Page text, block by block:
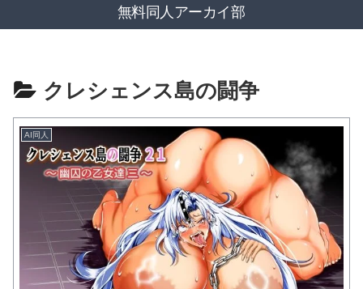
無料同人アーカイ部
クレシェンス島の闘争
AI同人